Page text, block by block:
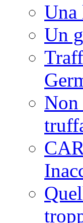
Una
Un
Non